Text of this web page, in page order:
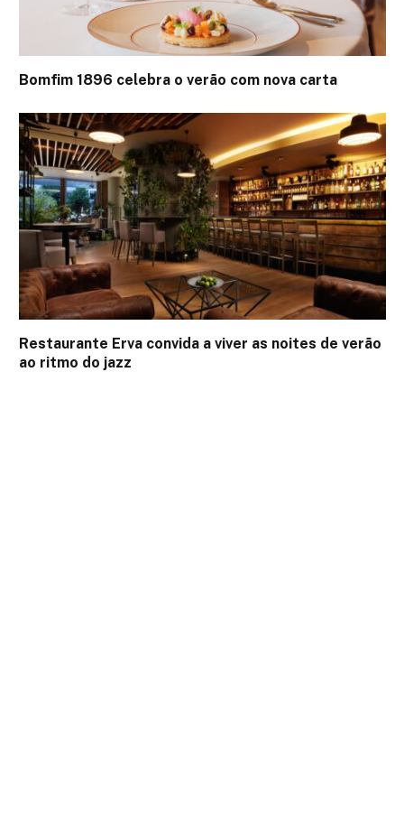
Bomfim 1896 celebra o verão com nova carta
Restaurante Erva convida a viver as noites de verão
ao ritmo do jazz